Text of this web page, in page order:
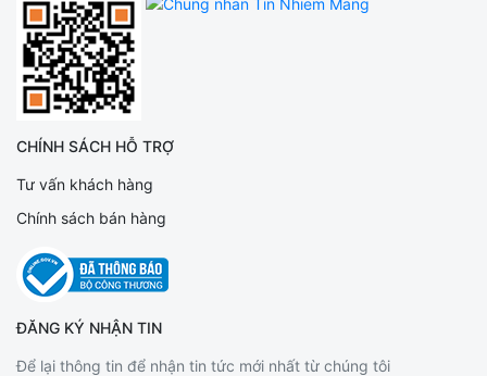
CHÍNH SÁCH HỖ TRỢ
Tư vấn khách hàng
Chính sách bán hàng
ĐĂNG KÝ NHẬN TIN
Để lại thông tin để nhận tin tức mới nhất từ chúng tôi